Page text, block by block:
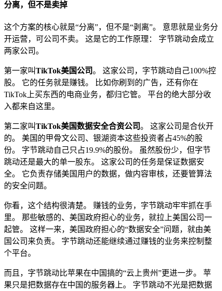
分离，但不是卖掉
这个方案的核心就是“分离”，但不是“剥离”。 意思就是业务分
开运营，可公司不卖。 这是它的工作原理： 字节跳动会成立
两家公司。
第一家叫TikTok美国公司。 这家公司，字节跳动自己100%控
股。 它的任务就是赚钱。 比如你刷到的广告，还有你在
TikTok上买东西的电商业务，都归它管。 平台的绝大部分收
入都来自这里。
第二家叫TikTok美国数据安全合资公司。 这家公司是合伙开
的。 美国的甲骨文公司、银湖资本这些投资者占45%的股
份。 字节跳动自己只占19.9%的股份。 虽然股份少，但字节
跳动还是最大的单一股东。 这家公司的任务是保证数据安
全。 它负责存储美国用户的数据，做内容审核，还要管算法
的安全问题。
你看，这个结构很清楚。 赚钱的业务，字节跳动牢牢抓在手
里。 那些敏感的、美国政府担心的业务，就拉上美国公司一
起管。 这样一来，美国政府担心的“数据安全”问题，就由美
国公司来负责。 字节跳动还能继续通过赚钱的业务来控制整
个平台。
而且，字节跳动比苹果在中国搞的“云上贵州”更进一步。 苹
果只是把数据存在中国的服务器上。 字节跳动不光是把数据